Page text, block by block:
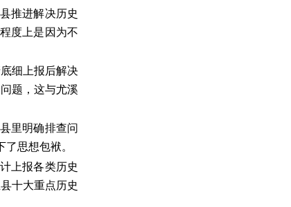
推进解决历史
度上是因为不
细上报后解决
题，这与尤溪
里明确排查问
思想包袱。
上报各类历史
十大重点历史